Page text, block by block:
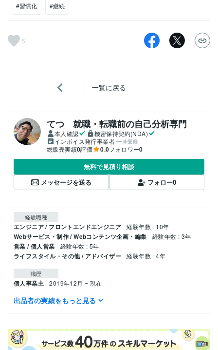
#習慣化 #継続
5
一覧に戻る
てつ 就職・転職前の自己分析専門
本人確認
機密保持契約(NDA)
インボイス発行事業者
未登録
総販売実績0評価 0.0フォロワー0
無料で見積り相談
メッセージを送る
フォロー0
経験職種
エンジニア / フロントエンドエンジニア 経験年数 : 10年
Webサービス・制作 / Webコンテンツ企画・編集 経験年数 : 3年
営業 / 個人営業 経験年数 : 5年
ライフスタイル・その他 / アドバイザー 経験年数 : 4年
職歴
個人事業主 2019年12月 ~ 現在
資格・検定
ビジネス・クリエイティブツール
WordPress:2年 Access:8年Excel:8年
出品者の実績をもっと見る